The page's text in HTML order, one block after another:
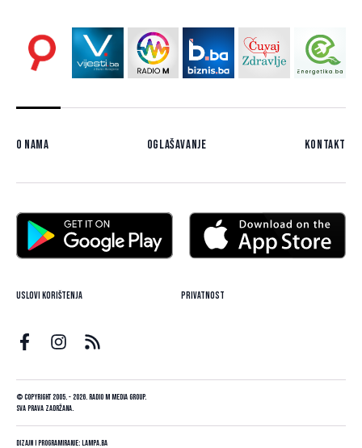
O nama Oglašavanje Kontakt
Uslovi korištenja Privatnost
© Copyright 2005. - 2026. Radio M Media Group.
Sva prava zadržana.
Dizajn i programiranje:Lampa.ba